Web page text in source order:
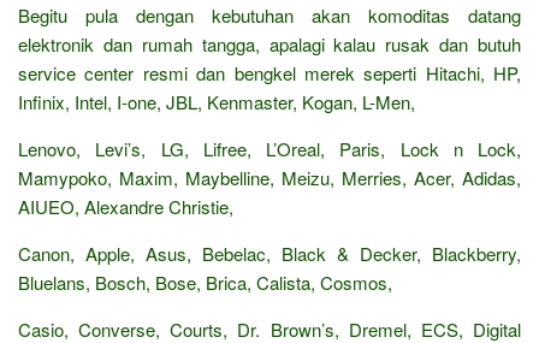
Begitu pula dengan kebutuhan akan komoditas datang
elektronik dan rumah tangga, apalagi kalau rusak dan butuh
service center resmi dan bengkel merek seperti Hitachi, HP,
Infinix, Intel, I-one, JBL, Kenmaster, Kogan, L-Men,
Lenovo, Levi’s, LG, Lifree, L’Oreal, Paris, Lock n Lock,
Mamypoko, Maxim, Maybelline, Meizu, Merries, Acer, Adidas,
AIUEO, Alexandre Christie,
Canon, Apple, Asus, Bebelac, Black & Decker, Blackberry,
Bluelans, Bosch, Bose, Brica, Calista, Cosmos,
Casio, Converse, Courts, Dr. Brown’s, Dremel, ECS, Digital